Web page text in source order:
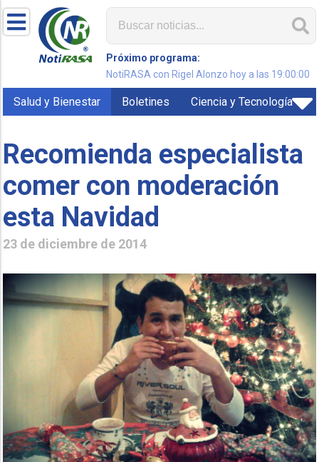
Próximo programa:
NotiRASA con Rigel Alonzo hoy a las 19:00:00
Salud y Bienestar Boletines Ciencia y Tecnología
Recomienda especialista
comer con moderación
esta Navidad
23 de diciembre de 2014